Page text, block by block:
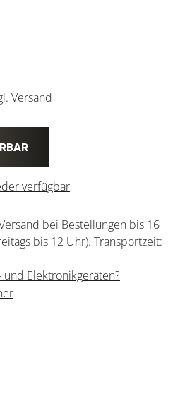
Versand
verfügbar
bei Bestellungen bis 16
bis 12 Uhr). Transportzeit:
und Elektronikgeräten?